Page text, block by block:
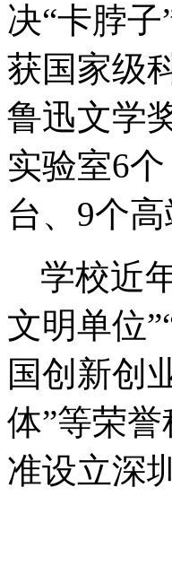
决“卡脖
获国家级
鲁迅文学
实验室6
台、9个
学校近
文明单位
国创新创
体”等荣
准设立深